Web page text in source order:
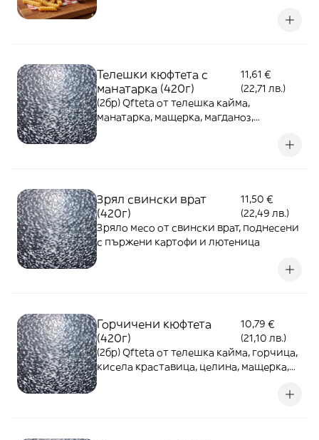
Телешки кюфтета с
манатарка (420г)
11,61 €
(22,71 лв.)
(2бр) Qfteta от телешка кайма,
манатарка, мащерка, магданоз,
Зрял свински врат
(420г)
11,50 €
(22,49 лв.)
Зряло месо от свински врат, поднесени
с пържени картофи и лютеница
Горчичени кюфтета
(420г)
10,79 €
(21,10 лв.)
(2бр) Qfteta от телешка кайма, горчица,
кисела краставица, целина, мащерка,